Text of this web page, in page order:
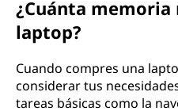
¿Cuánta memoria
laptop?
Cuando compres una
considerar tus
tareas básicas como la